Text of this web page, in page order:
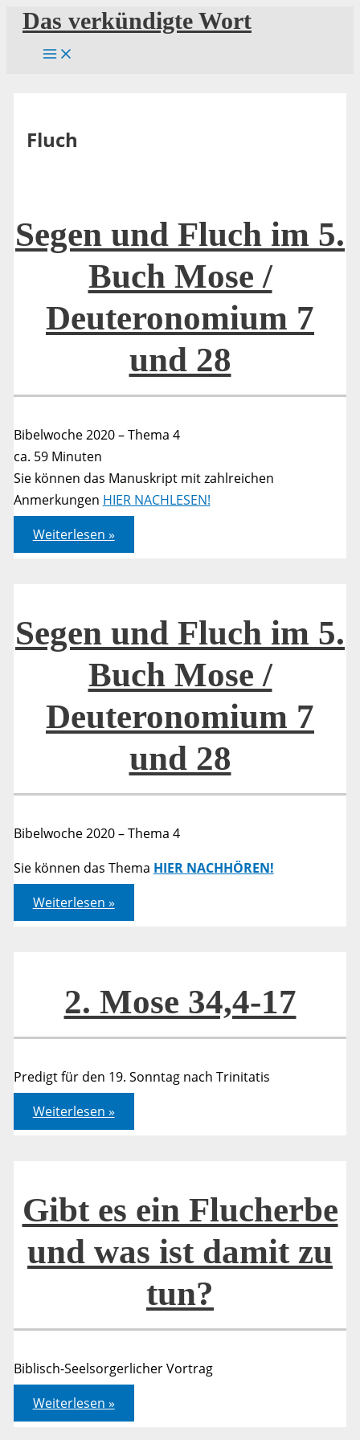
Zum
Inhalt
springen
Das verkündigte Wort
Fluch
Segen und Fluch im 5.
Buch Mose /
Deuteronomium 7
und 28
Bibelwoche 2020 – Thema 4
ca. 59 Minuten
Sie können das Manuskript mit zahlreichen
Anmerkungen HIER NACHLESEN!
Segen
und
Fluch
/
Deuteronomium
7
Weiterlesen »
Segen und Fluch im 5.
Buch Mose /
Deuteronomium 7
und 28
Bibelwoche 2020 – Thema 4
Sie können das Thema HIER NACHHÖREN!
Segen
und
Fluch
Deuteronomium
28
Weiterlesen »
2. Mose 34,4-17
Predigt für den 19. Sonntag nach Trinitatis
2.
Mose
34,4-
Weiterlesen »
Gibt es ein Flucherbe
und was ist damit zu
tun?
Biblisch-Seelsorgerlicher Vortrag
Gibt
es
ein
Weiterlesen »